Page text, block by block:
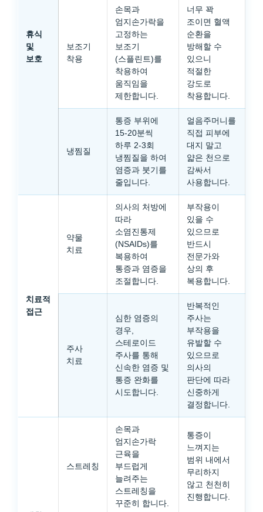
휴식
및
보호
보조기
착용
손목과
엄지손가락을
고정하는
보조기
(스플린트)를
착용하여
움직임을
제한합니다.
너무 꽉
조이면 혈액
순환을
방해할 수
있으니
적절한
강도로
착용합니다.
냉찜질
통증 부위에
15-20분씩
하루 2-3회
냉찜질을 하여
염증과 붓기를
줄입니다.
얼음주머니를
직접 피부에
대지 말고
얇은 천으로
감싸서
사용합니다.
치료적
접근
약물
치료
의사의 처방에
따라
소염진통제
(NSAIDs)를
복용하여
통증과 염증을
조절합니다.
부작용이
있을 수
있으므로
반드시
전문가와
상의 후
복용합니다.
주사
치료
심한 염증의
경우,
스테로이드
주사를 통해
신속한 염증 및
통증 완화를
시도합니다.
반복적인
주사는
부작용을
유발할 수
있으므로
의사의
판단에 따라
신중하게
결정합니다.
스트레칭
손목과
엄지손가락
근육을
부드럽게
늘려주는
스트레칭을
꾸준히 합니다.
통증이
느껴지는
범위 내에서
무리하지
않고 천천히
진행합니다.